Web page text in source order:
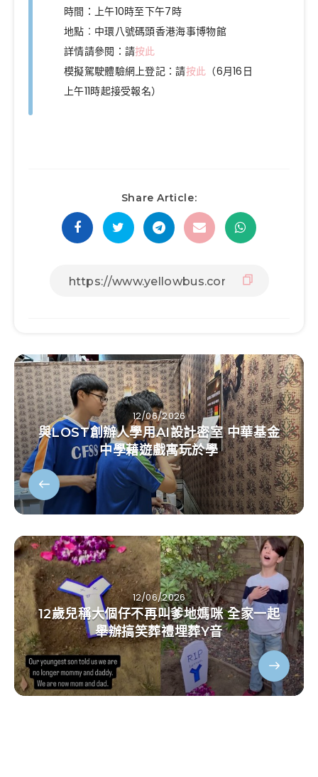
時間：上午10時至下午7時
地點︰中環八號碼頭香港海事博物館
詳情請參閱：請按此
模擬駕駛體驗網上登記：請按此 （6月16日
上午11時起接受報名）
Share Article:
12/06/2026
與LOST創辦人學用AI設計密室 中華基金
中學藉遊戲寓玩於學
12/06/2026
12歲兒稱大個仔不再叫爹地媽咪 全家一起
舉辦搞笑葬禮埋葬Y音